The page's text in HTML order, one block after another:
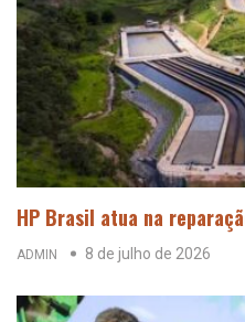
HP Brasil atua na
ADMIN 8 de julho de 2026